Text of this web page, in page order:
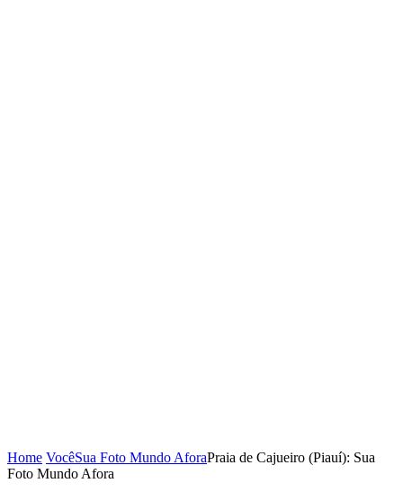
Home VocêSua Foto Mundo AforaPraia de Cajueiro (Piauí): Sua
Foto Mundo Afora